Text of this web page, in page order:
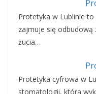
Protetyka w Lublinie
zajmuje się odbudową
żucia…
Protetyka cyfrowa w
stomatologii, która